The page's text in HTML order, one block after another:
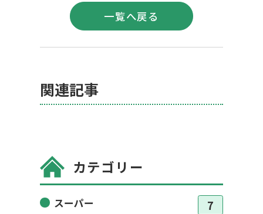
前へ 一覧へ戻る
関連記事
カテゴリー
スーパー 7